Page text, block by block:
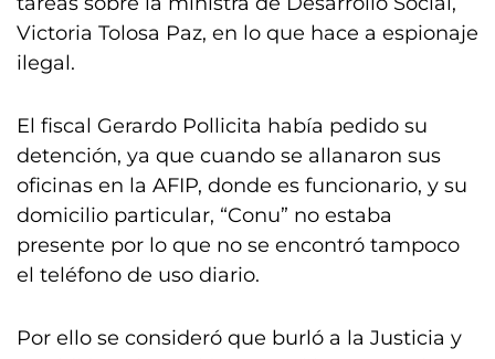
Victoria Tolosa Paz, en lo que hace a espionaje
ilegal.
El fiscal Gerardo Pollicita había pedido su
detención, ya que cuando se allanaron sus
oficinas en la AFIP, donde es funcionario, y su
domicilio particular, “Conu” no estaba
presente por lo que no se encontró tampoco
el teléfono de uso diario.
Por ello se consideró que burló a la Justicia y